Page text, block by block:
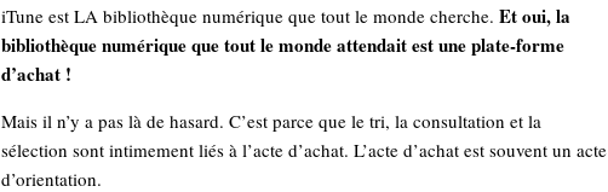
iTune est LA bibliothèque numérique que tout le monde cherche. Et oui, la
bibliothèque numérique que tout le monde attendait est une plate-forme
d’achat !
Mais il n’y a pas là de hasard. C’est parce que le tri, la consultation et la
sélection sont intimement liés à l’acte d’achat. L’acte d’achat est souvent un acte
d’orientation.